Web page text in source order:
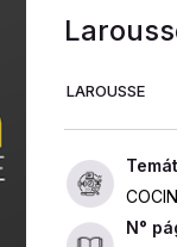
LAROUSSE